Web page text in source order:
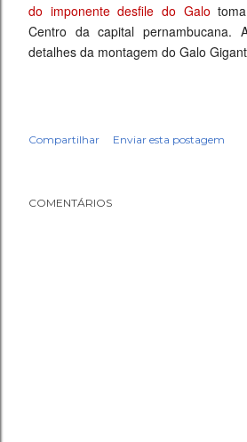
do imponente desfile do Galo
Centro da capital pernambucana.
detalhes da montagem do Galo
Compartilhar Enviar esta postagem
COMENTÁRIOS